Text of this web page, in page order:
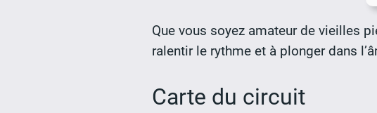
Que vous soyez amateur de vieilles
ralentir le rythme et à plonger dans
Carte du circuit